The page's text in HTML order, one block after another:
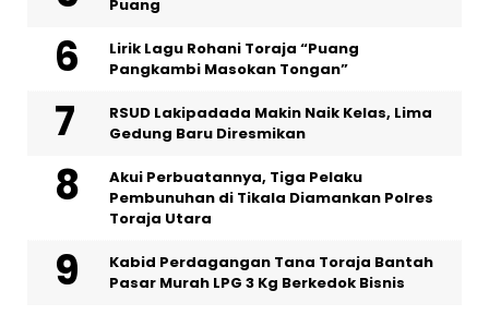
Puang
Lirik Lagu Rohani Toraja “Puang
Pangkambi Masokan Tongan”
RSUD Lakipadada Makin Naik Kelas, Lima
Gedung Baru Diresmikan
Akui Perbuatannya, Tiga Pelaku
Pembunuhan di Tikala Diamankan Polres
Toraja Utara
Kabid Perdagangan Tana Toraja Bantah
Pasar Murah LPG 3 Kg Berkedok Bisnis